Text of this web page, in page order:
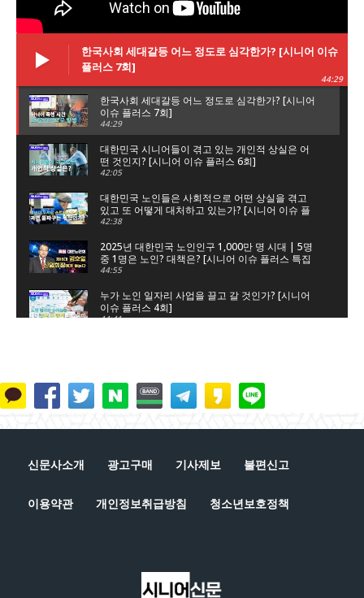
한국사회 세대갈등 어느 정도로 심각한가? [시니어 이슈
플러스 7회]
44:29
한국사회 세대갈등 어느 정도로 심각한가? [시니어
이슈 플러스 7회]
44:29
대한민국 시니어들이 겪고 있는 개인적 상실은 어
떤 것인지? [시니어 이슈 플러스 6회]
42:05
대한민국 노인들은 사회적으로 어떤 상실을 겪고
있고 또 어떻게 대처하고 있는가? [시니어 이슈 플
러스 5회]
42:38
2025년 대한민국 노인인구 1,000만 명 시대 | 5명
중 1명은 노인? 대책은? [시니어 이슈 플러스 특집
대한노인회]
44:55
누가 노인 일자리 사업을 끌고 갈 것인가? [시니어
이슈 플러스 4회]
44:41
은퇴는 새로운 시작, 새로운 출발이다 [시니어 이슈
플러스 2회]
44:42
신문사소개 광고구매 기사제보 불편신고
이용약관 개인정보취급방침 청소년보호정책